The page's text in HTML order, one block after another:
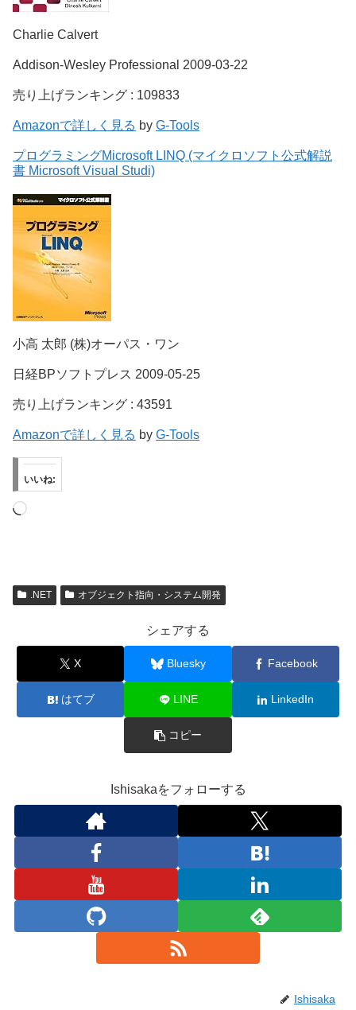
Charlie Calvert
Addison-Wesley Professional 2009-03-22
売り上げランキング : 109833
Amazonで詳しく見る by G-Tools
プログラミングMicrosoft LINQ (マイクロソフト公式解説
書 Microsoft Visual Studi)
小高 太郎 (株)オーパス・ワン
日経BPソフトプレス 2009-05-25
売り上げランキング : 43591
Amazonで詳しく見る by G-Tools
いいね:
読
.NET オブジェクト指向・システム開発
シェアする
X Bluesky Facebook
はてブ LINE LinkedIn
コピー
Ishisakaをフォローする
Ishisaka